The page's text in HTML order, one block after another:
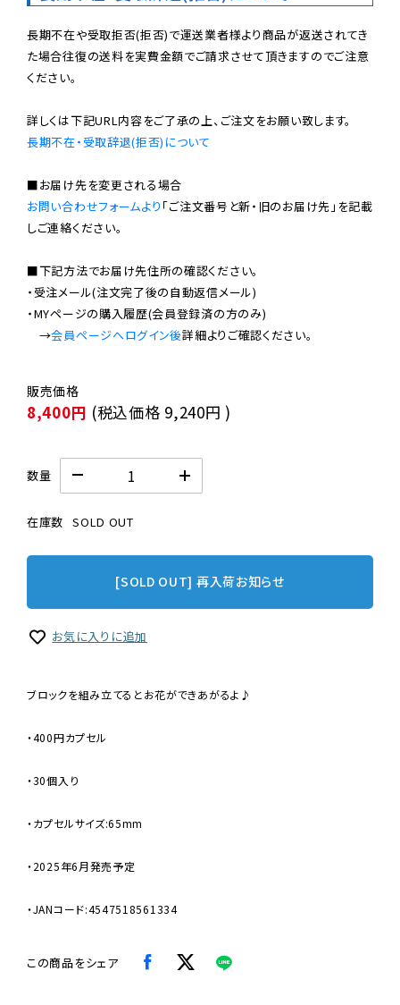
長期不在や受取拒否(拒否)で運送業者様より商品が返送されてき
た場合往復の送料を実費金額でご請求させて頂きますのでご注意
ください。
長期不在・受取辞退(拒否)について
お問い合わせフォームより 「ご注文番号と新・旧のお届け先」を記載
しご連絡ください。
■下記方法でお届け先住所の確認ください。
・受注メール(注文完了後の自動返信メール)
・MYページの購入履歴(会員登録済の方のみ)
→会員ページへログイン後
8,400円 (税込価格 9,240円 )
数量
在庫数 SOLD OUT
[SOLD OUT] 再入荷お知らせ
お気に入りに追加
ブロックを組み立てるとお花ができあがるよ♪
・400円カプセル
・30個入り
・カプセルサイズ:65mm
・2025年6月発売予定
・JANコード:4547518561334
この商品をシェア